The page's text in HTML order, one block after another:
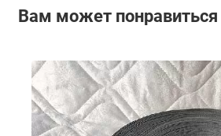
Вам может понравиться